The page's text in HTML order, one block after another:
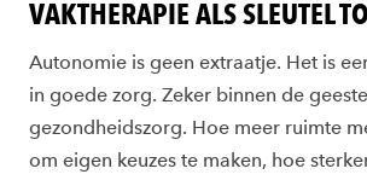
VAKTHERAPIE ALS SLEUTEL
Autonomie is geen extraatje. Het is
in goede zorg. Zeker binnen de
gezondheidszorg. Hoe meer ruimte
om eigen keuzes te maken, hoe